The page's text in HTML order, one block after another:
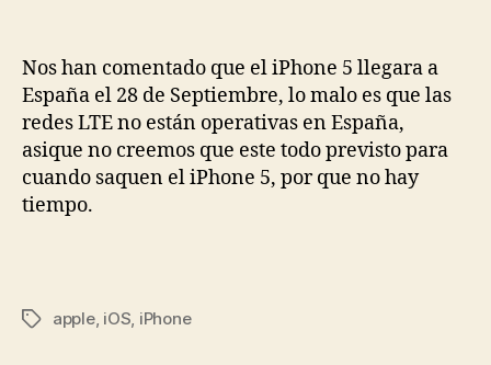
Nos han comentado que el iPhone 5 llegara a
España el 28 de Septiembre, lo malo es que las
redes LTE no están operativas en España,
asique no creemos que este todo previsto para
cuando saquen el iPhone 5, por que no hay
tiempo.
Etiquetas
apple, iOS, iPhone